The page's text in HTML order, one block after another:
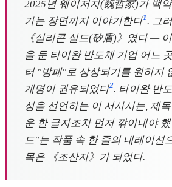
2025년 웨이저자(魏哲家)가 백
가는 장면까지 이야기한다1. 그
《실리콘 실드(矽盾)》였다 —
을 둔 타이완 반도체 기업 어느
터 "방패"로 상상되기를 원하지
개명이 권유되었다2. 타이완 반
성을 선언하는 이 서사시는, 제
운 한 글자조차 먼저 깎아내야
드"는 작품 속 한 줄의 내레이션
목은 《조산자》가 되었다.